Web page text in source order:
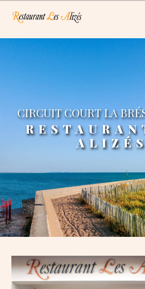
CIRCUIT COURT LA
RESTAURANT LES
ALIZÉS